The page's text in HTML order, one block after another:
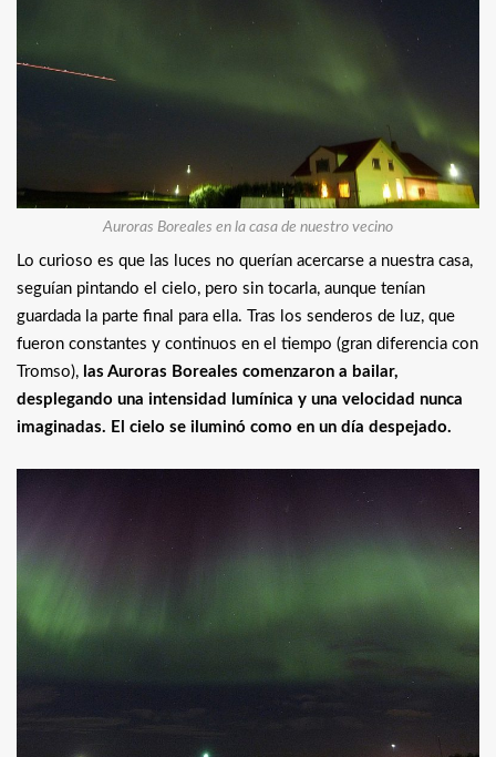
Auroras Boreales en la casa de nuestro vecino
Lo curioso es que las luces no querían acercarse a nuestra casa,
seguían pintando el cielo, pero sin tocarla, aunque tenían
guardada la parte final para ella. Tras los senderos de luz, que
fueron constantes y continuos en el tiempo (gran diferencia con
Tromso), las Auroras Boreales comenzaron a bailar,
desplegando una intensidad lumínica y una velocidad nunca
imaginadas. El cielo se iluminó como en un día despejado.